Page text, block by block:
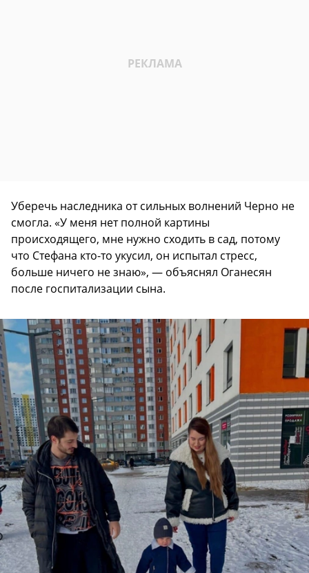
Уберечь наследника от сильных волнений Черно не
смогла. «У меня нет полной картины
происходящего, мне нужно сходить в сад, потому
что Стефана кто-то укусил, он испытал стресс,
больше ничего не знаю», — объяснял Оганесян
после госпитализации сына.